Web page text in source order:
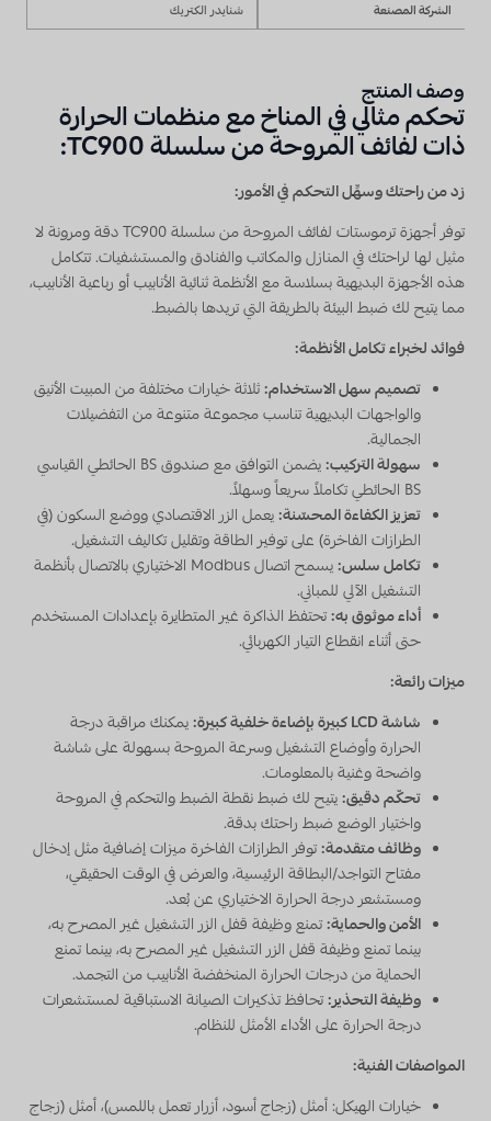
الشركة المصنعة
شنايدر الكتريك
وصف المنتج
تحكم مثالي في المناخ مع منظمات الحرارة
ذات لفائف المروحة من سلسلة TC900:
زد من راحتك وسهِّل التحكم في الأمور:
توفر أجهزة ترموستات لفائف المروحة من سلسلة TC900 دقة ومرونة لا
مثيل لها لراحتك في المنازل والمكاتب والفنادق والمستشفيات. تتكامل
هذه الأجهزة البديهية بسلاسة مع الأنظمة ثنائية الأنابيب أو رباعية الأنابيب،
مما يتيح لك ضبط البيئة بالطريقة التي تريدها بالضبط.
فوائد لخبراء تكامل الأنظمة:
تصميم سهل الاستخدام:ثلاثة خيارات مختلفة من المبيت الأنيق
والواجهات البديهية تناسب مجموعة متنوعة من التفضيلات
الجمالية.
سهولة التركيب:
يضمن التوافق مع صندوق BS الحائطي القياسي
BS الحائطي تكاملاً سريعاً وسهلاً.
تعزيز الكفاءة المحسّنة:يعمل الزر الاقتصادي ووضع السكون (في
الطرازات الفاخرة) على توفير الطاقة وتقليل تكاليف التشغيل.
تكامل سلس:
يسمح اتصال Modbus الاختياري بالاتصال بأنظمة
التشغيل الآلي للمباني.
أداء موثوق به:تحتفظ الذاكرة غير المتطايرة بإعدادات المستخدم
حتى أثناء انقطاع التيار الكهربائي.
ميزات رائعة:
شاشة LCD كبيرة بإضاءة خلفية كبيرة:
يمكنك مراقبة درجة
الحرارة وأوضاع التشغيل وسرعة المروحة بسهولة على شاشة
واضحة وغنية بالمعلومات.
تحكّم دقيق:يتيح لك ضبط نقطة الضبط والتحكم في المروحة
واختيار الوضع ضبط راحتك بدقة.
وظائف متقدمة:توفر الطرازات الفاخرة ميزات إضافية مثل إدخال
مفتاح التواجد/البطاقة الرئيسية، والعرض في الوقت الحقيقي،
ومستشعر درجة الحرارة الاختياري عن بُعد.
الأمن والحماية:تمنع وظيفة قفل الزر التشغيل غير المصرح به،
بينما تمنع وظيفة قفل الزر التشغيل غير المصرح به، بينما تمنع
الحماية من درجات الحرارة المنخفضة الأنابيب من التجمد.
وظيفة التحذير:تحافظ تذكيرات الصيانة الاستباقية لمستشعرات
درجة الحرارة على الأداء الأمثل للنظام.
المواصفات الفنية:
خيارات الهيكل: أمثل (زجاج أسود، أزرار تعمل باللمس)، أمثل (زجاج